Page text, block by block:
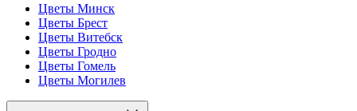
Цветы Минск
Цветы Брест
Цветы Витебск
Цветы Гродно
Цветы Гомель
Цветы Могилев